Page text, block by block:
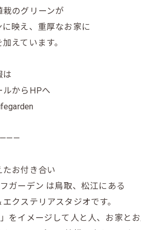
栽のグリーンが
に映え、重厚なお家に
えています。
は
ルからHPへ
たお付き合い
ガーデン は鳥取、松江にある
クステリアスタジオです。
」をイメージして人と人、お家と